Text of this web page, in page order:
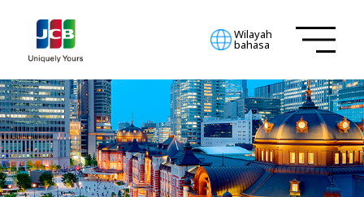
Wilayah
bahasa